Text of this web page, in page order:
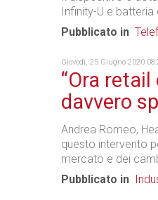
Infinity-U e
Pubblicato in
Giovedì, 25 Giugno 2020
“Ora
davvero
Andrea Romeo,
questo intervento
mercato e dei
Pubblicato in